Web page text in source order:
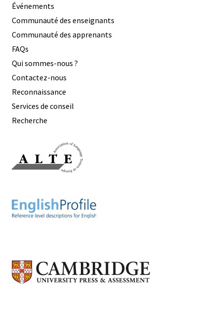
Événements
Communauté des enseignants
Communauté des apprenants
FAQs
Qui sommes-nous ?
Contactez-nous
Reconnaissance
Services de conseil
Recherche